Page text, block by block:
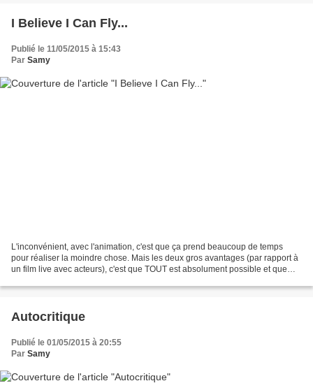
I Believe I Can Fly...
Publié le 11/05/2015 à 15:43
Par Samy
L'inconvénient, avec l'animation, c'est que ça prend beaucoup de temps
pour réaliser la moindre chose. Mais les deux gros avantages (par rapport à
un film live avec acteurs), c'est que TOUT est absolument possible et que
Autocritique
Publié le 01/05/2015 à 20:55
Par Samy